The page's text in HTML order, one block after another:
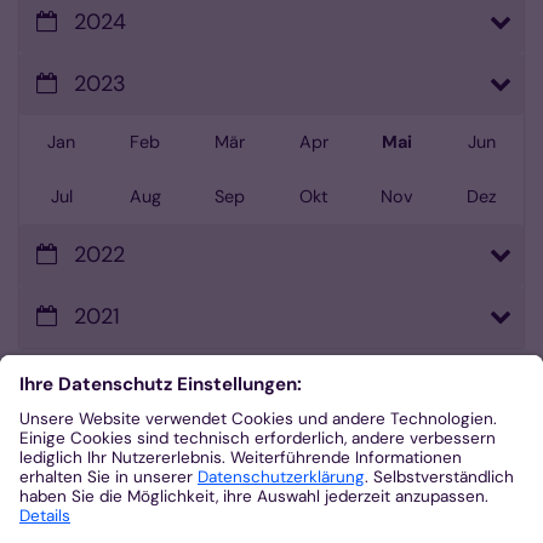
2024
2023
Jan Feb Mär Apr Mai Jun
Jul Aug Sep Okt Nov Dez
2022
2021
Kontakt
Bischöfliches Generalvikariat Aachen
Besuchsadresse